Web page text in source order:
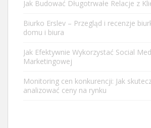
Jak Budować Długotrwałe Relacje z
Biurko Erslev – Przegląd i recenzje
domu i biura
Jak Efektywnie Wykorzystać Social
Marketingowej
Monitoring cen konkurencji: Jak
analizować ceny na rynku